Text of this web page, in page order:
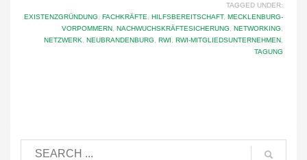
TAGGED UNDER:
EXISTENZGRÜNDUNG
FACHKRÄFTE HILFSBEREITSCHAFT, MECKLENBURG-
VORPOMMERN NACHWUCHSKRÄFTESICHERUNG NETWORKING
NETZWERK
NEUBRANDENBURG RWI RWI-MITGLIEDSUNTERNEHMEN
TAGUNG